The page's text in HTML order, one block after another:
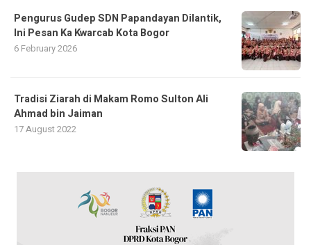
Pengurus Gudep SDN Papandayan Dilantik,
Ini Pesan Ka Kwarcab Kota Bogor
6 February 2026
Tradisi Ziarah di Makam Romo Sulton Ali
Ahmad bin Jaiman
17 August 2022